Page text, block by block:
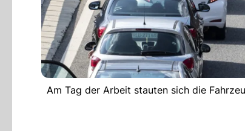
Am Tag der Arbeit stauten sich die